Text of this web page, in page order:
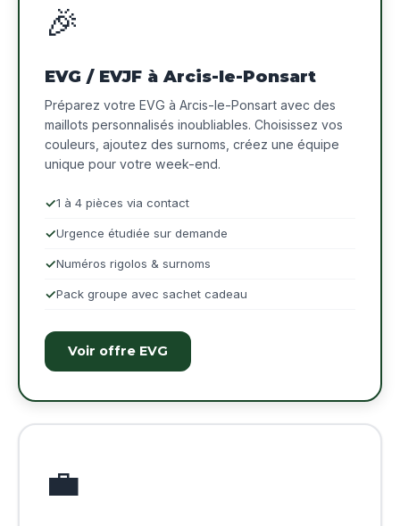
🎉
EVG / EVJF à Arcis-le-Ponsart
Préparez votre EVG à Arcis-le-Ponsart avec des
maillots personnalisés inoubliables. Choisissez vos
couleurs, ajoutez des surnoms, créez une équipe
unique pour votre week-end.
1 à 4 pièces via contact
Urgence étudiée sur demande
Numéros rigolos & surnoms
Pack groupe avec sachet cadeau
Voir offre EVG
💼